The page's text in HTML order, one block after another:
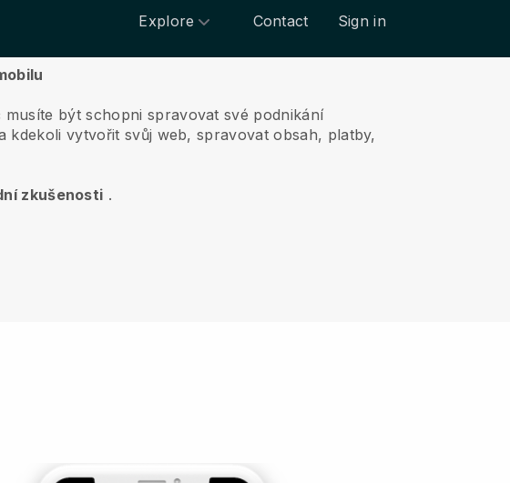
Explore Contact Sign in
musíte být schopni spravovat své podnikání
kdekoli vytvořit svůj web, spravovat obsah, platby,
zkušenosti .